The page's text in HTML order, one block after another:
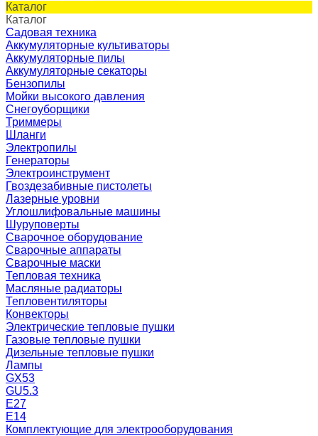
Каталог
Каталог
Садовая техника
Аккумуляторные культиваторы
Аккумуляторные пилы
Аккумуляторные секаторы
Бензопилы
Мойки высокого давления
Снегоуборщики
Триммеры
Шланги
Электропилы
Генераторы
Электроинструмент
Гвоздезабивные пистолеты
Лазерные уровни
Углошлифовальные машины
Шуруповерты
Сварочное оборудование
Сварочные аппараты
Сварочные маски
Тепловая техника
Масляные радиаторы
Тепловентиляторы
Конвекторы
Электрические тепловые пушки
Газовые тепловые пушки
Дизельные тепловые пушки
Лампы
GX53
GU5.3
Е27
Е14
Комплектующие для электрооборудования